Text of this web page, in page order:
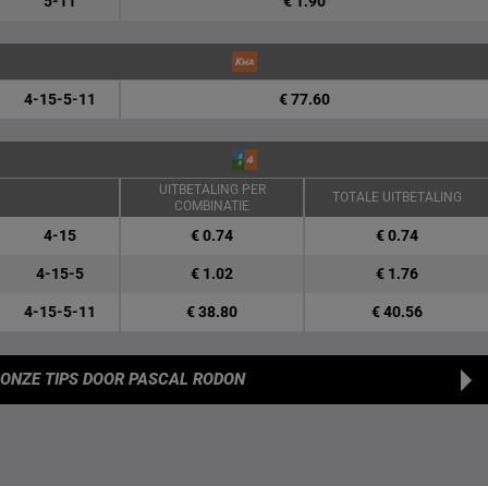
4-15-5-11 € 77.60
UITBETALING PER
COMBINATIE
TOTALE UITBETALING
4-15 € 0.74 € 0.74
4-15-5 € 1.02 € 1.76
4-15-5-11 € 38.80 € 40.56
ONZE TIPS DOOR PASCAL RODON